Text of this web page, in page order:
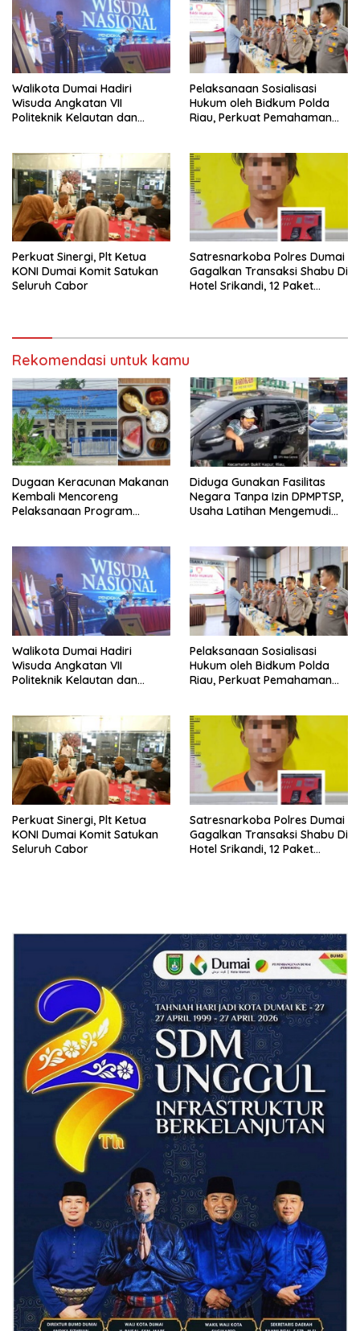
Walikota Dumai Hadiri
Wisuda Angkatan VII
Politeknik Kelautan dan
Pelaksanaan Sosialisasi
Hukum oleh Bidkum Polda
Riau, Perkuat Pemahaman
Perubahan UU Kepolisian
Perkuat Sinergi, Plt Ketua
KONI Dumai Komit Satukan
Seluruh Cabor
Satresnarkoba Polres Dumai
Gagalkan Transaksi Shabu Di
Hotel Srikandi, 12 Paket
Rekomendasi untuk kamu
Dugaan Keracunan Makanan
Kembali Mencoreng
Pelaksanaan Program
Bersama Kota Dumai
Diduga Gunakan Fasilitas
Negara Tanpa Izin DPMPTSP,
Usaha Latihan Mengemudi
Walikota Dumai Hadiri
Wisuda Angkatan VII
Politeknik Kelautan dan
Pelaksanaan Sosialisasi
Hukum oleh Bidkum Polda
Riau, Perkuat Pemahaman
Perubahan UU Kepolisian
Perkuat Sinergi, Plt Ketua
KONI Dumai Komit Satukan
Seluruh Cabor
Satresnarkoba Polres Dumai
Gagalkan Transaksi Shabu Di
Hotel Srikandi, 12 Paket